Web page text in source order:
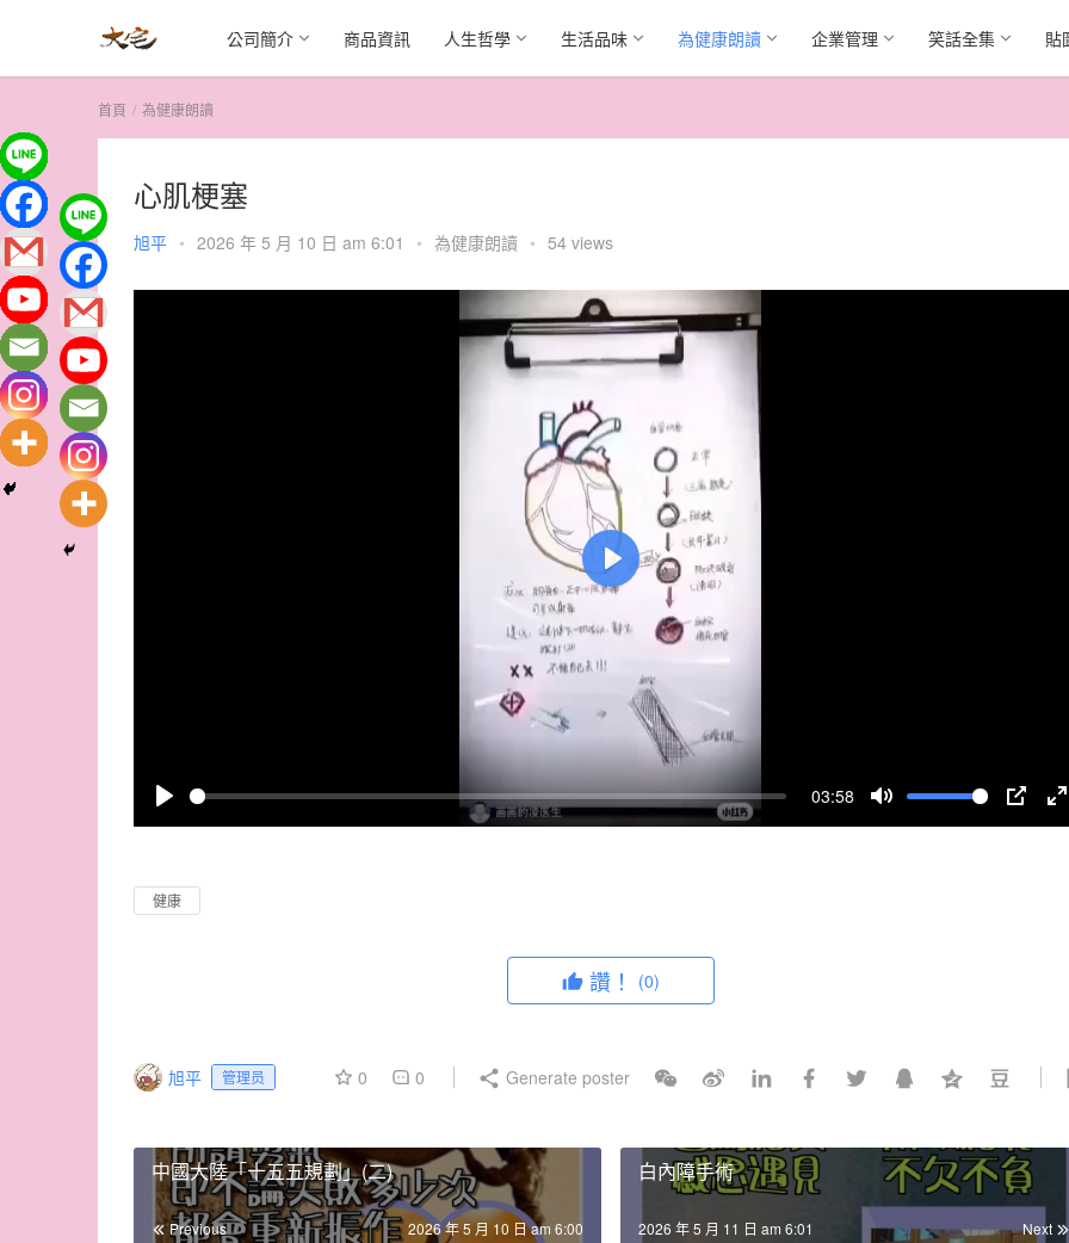
公司簡介 商品資訊 人生哲學 生活品味 為健康朗讀 企業管理 笑話全集 貼
首頁 為健康朗讀
心肌梗塞
旭平 • 2026 年 5 月 10 日 am 6:01 • 為健康朗讀 • 54 views
P
a
y
03:58
M
P
E
c
P
l
健康
讚！ (0)
旭平 管理员 0 0 Generate poster
中國大陸「十五五規劃」(二)
Previous 2026 年 5 月 10 日 am 6:00
白內障手術
Next
2026 年 5 月 11 日 am 6:01